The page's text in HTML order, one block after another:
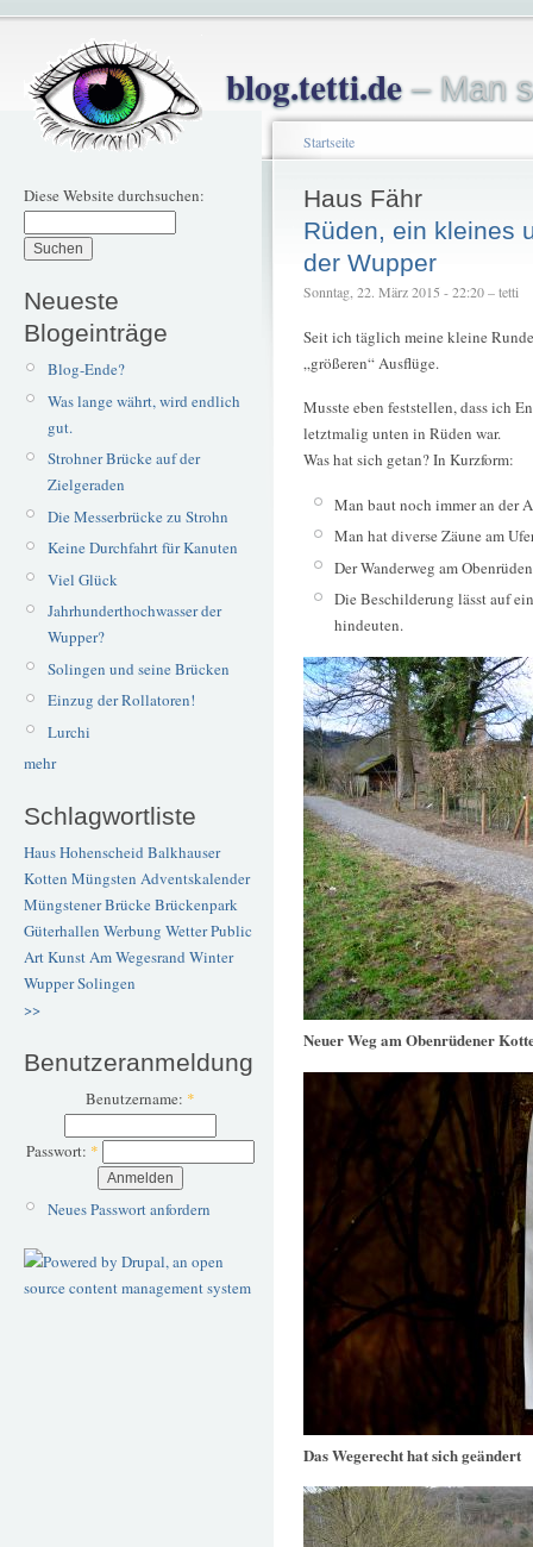
blog.tetti.de– Man
Diese Website durchsuchen:
Neueste
Blogeinträge
Blog-Ende?
Was lange währt, wird endlich
gut.
Strohner Brücke auf der
Zielgeraden
Die Messerbrücke zu Strohn
Keine Durchfahrt für Kanuten
Viel Glück
Jahrhunderthochwasser der
Wupper?
Solingen und seine Brücken
Einzug der Rollatoren!
Lurchi
mehr
Schlagwortliste
Haus Hohenscheid Balkhauser
Kotten Müngsten Adventskalender
Müngstener BrückeBrückenpark
Güterhallen Werbung WetterPublic
ArtKunstAm Wegesrand Winter
WupperSolingen
>>
Benutzeranmeldung
Benutzername: *
Passwort: *
Neues Passwort anfordern
Startseite
Haus Fähr
Rüden, ein kleines
der Wupper
Sonntag, 22. März 2015 - 22:20 – tetti
Seit ich täglich meine kleine
„größeren“ Ausflüge.
Musste eben feststellen, dass ich
letztmalig unten in Rüden war.
Was hat sich getan? In Kurzform:
Man baut noch immer an der
Man hat diverse Zäune am
Der Wanderweg am
Die Beschilderung lässt auf
hindeuten.
Neuer Weg am Obenrüdener
Das Wegerecht hat sich geändert